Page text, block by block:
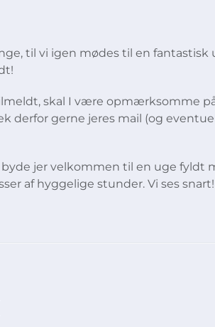
til vi igen mødes til en fantastisk
skal I være opmærksomme
derfor gerne jeres mail (og
jer velkommen til en uge fyldt
af hyggelige stunder. Vi ses snart!